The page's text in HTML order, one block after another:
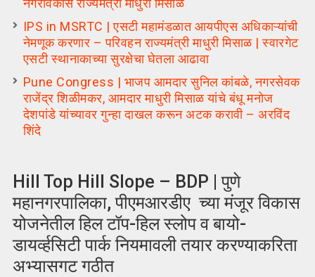
नगरविकास राज्यमंत्री माधुरी मिसाळ
IPS in MSRTC | एसटी महामंडळात आयपीएस अधिकाऱ्यांची
नेमणूक करणार – परिवहन राज्यमंत्री माधुरी मिसाळ | स्वारगेट
एसटी स्थानाकाच्या सुरक्षेचा घेतला आढावा
Pune Congress | भाजप आमदार सुनिल कांबळे, नगरसेवक
राजेंद्र शिळीमकर, आमदार माधुरी मिसाळ यांचे बंधू मनोज
देशपांडे यांच्यावर गुन्हा दाखल करून अटक करावी – अरविंद
शिंदे
Hill Top Hill Slope – BDP | पुणे
महानगरपालिका, पीएमआरडीए च्या मंजूर विकास
योजनेतील हिल टॉप-हिल स्लोप व बायो-
डायर्व्हसिटी पार्क नियमावली तयार करण्याकरिता
अभ्यासगट गठीत